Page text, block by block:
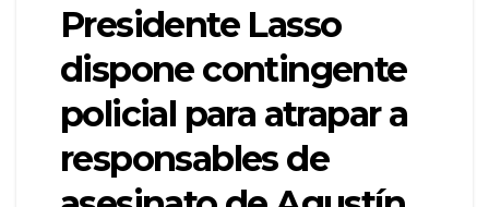
Presidente Lasso
dispone contingente
policial para atrapar a
responsables de